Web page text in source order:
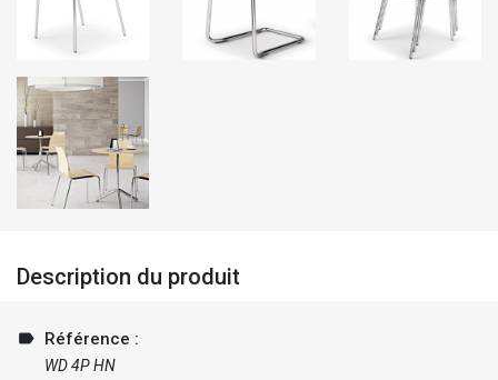
Description du produit
label Référence :
WD 4P HN